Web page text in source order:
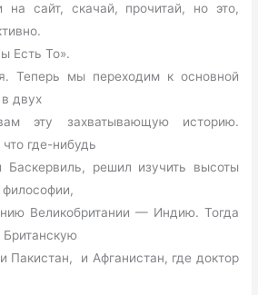
сайт, скачай, прочитай, но это,
Есть То».
Теперь мы переходим к основной
двух
эту захватывающую историю.
где-нибудь
Баскервиль, решил изучить высоты
Великобритании — Индию. Тогда
Пакистан, и Афганистан, где доктор